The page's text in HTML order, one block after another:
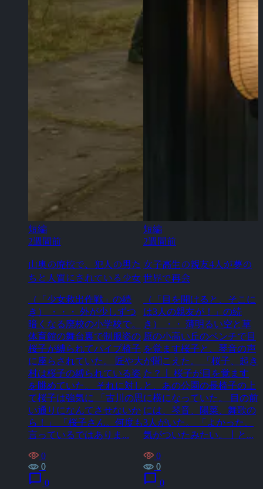
短編
2週間前
山奥の廃校で、犯人の男た
ちと人質にされている少女
（「少女救出作戦」の続
き） ・・・ 外が少しずつ
暗くなる廃校の小学校で。
体育館の舞台裏で制服姿の
桜子が縛られてパイプ椅子
に座らされていた。 匠や大
村は桜子の縛られている姿
を眺めていた。 それに対し
て桜子は強気に 「古川の思
い通りになんてさせないか
ら！」 「桜子さん。何度も
言っているではありま...
0
0
chat_bubble 0
短編
2週間前
女子高生の親友4人が夢の
世界で再会
（「目を開けると、そこに
は3人の親友が！」の続
き） ・・ 薄明るい空と草
原の小高い丘のベンチで目
を覚ます桜子と、琴音の声
が聞こえた。 「桜子、起き
た？亅 桜子が目を覚ます
と、あの公園の長椅子の上
に横になっていた。 目の前
には、琴音、陽菜、舞歌の
3人がいた。 「よかった、
気がついたみたい。亅と...
0
0
chat_bubble 0